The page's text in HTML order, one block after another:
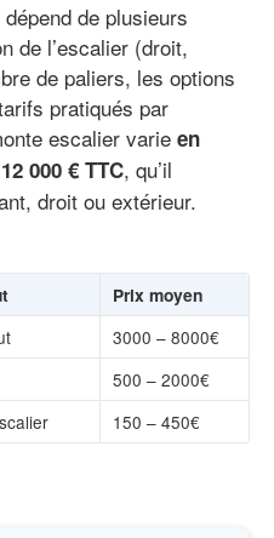
dépend de plusieurs
de l’escalier (droit,
de paliers, les options
pratiqués par
escalier varie en
000 € TTC, qu’il
droit ou extérieur.
Prix moyen
3000 – 8000€
500 – 2000€
150 – 450€